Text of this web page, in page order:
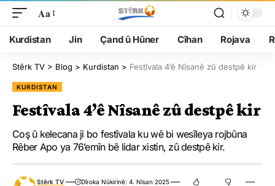
Aa
Kurdistan Jin Çand û Hûner Cîhan Rojava
Stêrk TV > Blog > Kurdistan > Festîvala 4’ê Nîsanê zû destpê kir
KURDISTAN
Festîvala 4’ê Nîsanê zû destpê kir
Coş û kelecana ji bo festîvala ku wê bi wesîleya rojbûna
Rêber Apo ya 76’emîn bê lidar xistin, zû destpê kir.
Stêrk TV
Dîroka Nûkirinê: 4. Nîsan 2025